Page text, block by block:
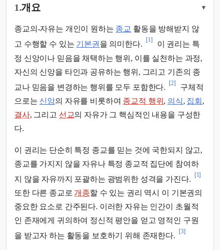
1.개요 ▾
종교의-자유는 개인이 원하는 종교 활동을 방해받지 않
고 수행할 수 있는 기본권을 의미한다.
[1]
이 권리는 특
정 신앙이나 믿음을 채택하는 행위, 이를 실천하는 과정,
자신의 신앙을 타인과 공유하는 행위, 그리고 기존의 종
교나 믿음을 변경하는 행위를 모두 포함한다.
[2]
구체적
으로는 신앙의 자유를 비롯하여 종교적 행위 , 의식, 집회 ,
결사, 그리고 선교의 자유가 그 핵심적인 내용을 구성한
다.
이 권리는 단순히 특정 종교를 믿는 것에 국한되지 않고,
종교를 가지지 않을 자유나 특정 종교적 집단에 참여하
지 않을 자유까지 포괄하는 광범위한 성격을 가진다.
[1]
또한 다른 종교로 개종할 수 있는 권리 역시 이 기본권의
중요한 요소로 간주된다. 이러한 자유는 인간이 초월적
인 존재에게 귀의하여 정신적 평안을 얻고 영적인 구원
을 받고자 하는 활동을 보호하기 위해 존재한다.
[3]